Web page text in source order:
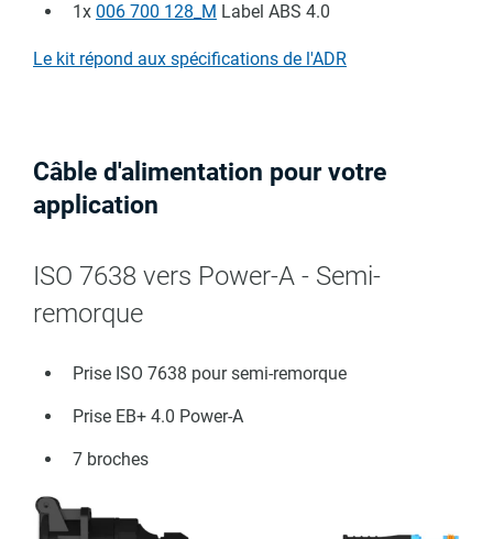
1x 006 700 128_M Label ABS 4.0
Le kit répond aux spécifications de l'ADR
Câble d'alimentation pour votre
application
ISO 7638 vers Power-A - Semi-
remorque
Prise ISO 7638 pour semi-remorque
Prise EB+ 4.0 Power-A
7 broches